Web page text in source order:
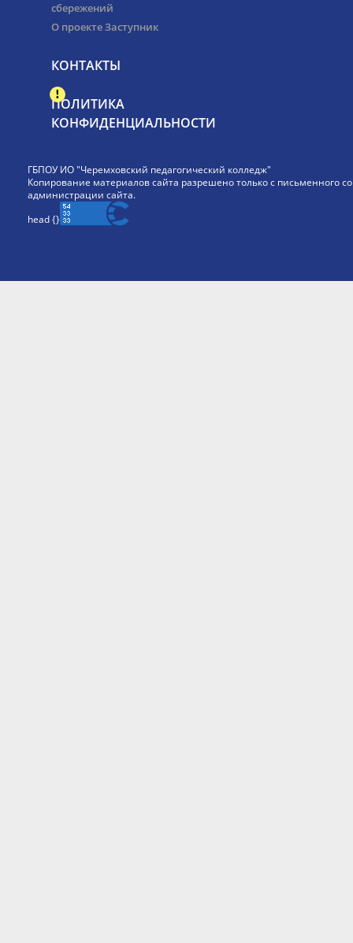
сбережений
О проекте Заступник
КОНТАКТЫ
ПОЛИТИКА
КОНФИДЕНЦИАЛЬНОСТИ
ГБПОУ ИО "Черемховский педагогический колледж"
Копирование материалов сайта разрешено только с письменного
администрации сайта.
head {}